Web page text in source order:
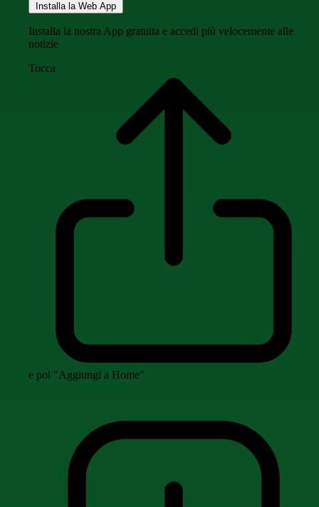
Installa la Web App
Installa la nostra App gratuita e accedi più velocemente alle
notizie
Tocca
e poi "Aggiungi a Home"